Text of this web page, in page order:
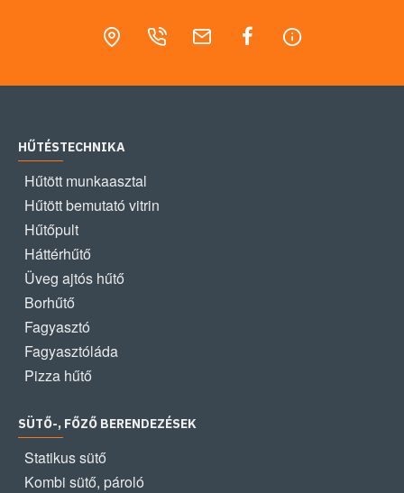
HŰTÉSTECHNIKA
Hűtött munkaasztal
Hűtött bemutató vitrin
Hűtőpult
Háttérhűtő
Üveg ajtós hűtő
Borhűtő
Fagyasztó
Fagyasztóláda
Pizza hűtő
SÜTŐ-, FŐZŐ BERENDEZÉSEK
Statikus sütő
Kombi sütő, pároló